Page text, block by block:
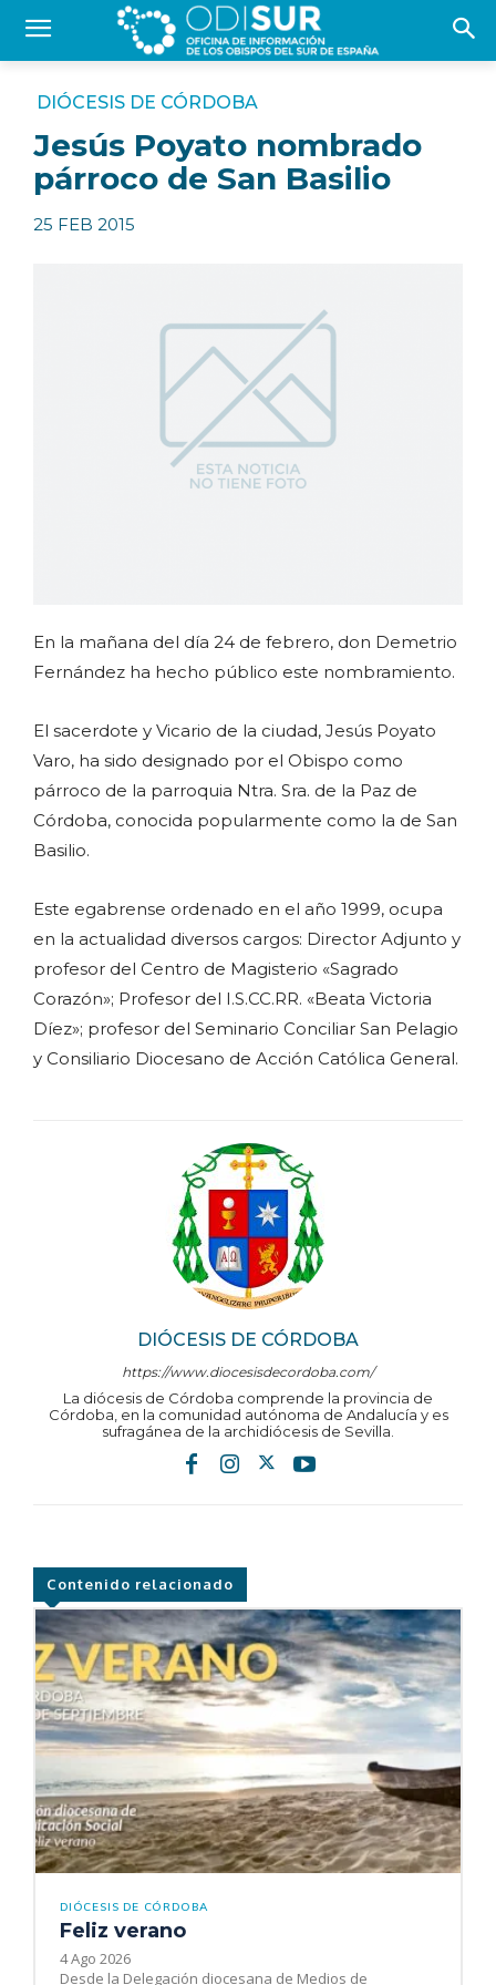
DIÓCESIS DE CÓRDOBA
Jesús Poyato nombrado
párroco de San Basilio
25 FEB 2015
DIÓCESIS DE CÓRDOBA
https://www.diocesisdecordoba.com/
La diócesis de Córdoba comprende la provincia de
Córdoba, en la comunidad autónoma de Andalucía y es
sufragánea de la archidiócesis de Sevilla.
En la mañana del día 24 de febrero, don Demetrio
Fernández ha hecho público este nombramiento.
El sacerdote y Vicario de la ciudad, Jesús Poyato
Varo, ha sido designado por el Obispo como
párroco de la parroquia Ntra. Sra. de la Paz de
Córdoba, conocida popularmente como la de San
Basilio.
Este egabrense ordenado en el año 1999, ocupa
en la actualidad diversos cargos: Director Adjunto y
profesor del Centro de Magisterio «Sagrado
Corazón»; Profesor del I.S.CC.RR. «Beata Victoria
Díez»; profesor del Seminario Conciliar San Pelagio
y Consiliario Diocesano de Acción Católica General.
Contenido relacionado
DIÓCESIS DE CÓRDOBA
Feliz verano
4 Ago 2026
Desde la Delegación diocesana de Medios de